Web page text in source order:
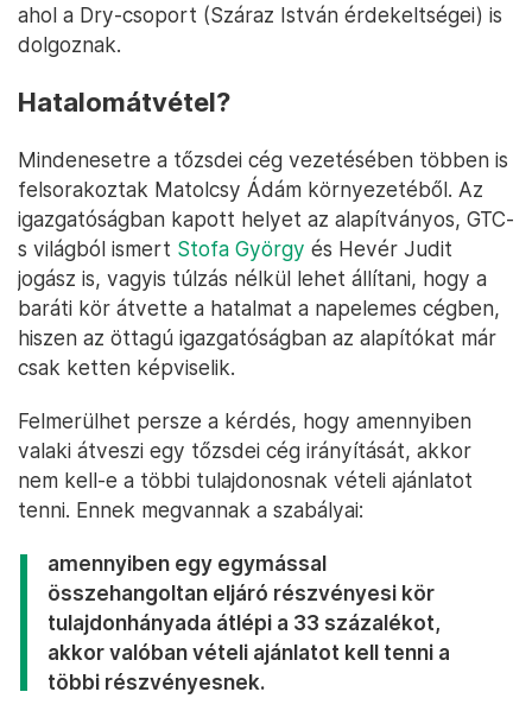
ahol a Dry-csoport (Száraz István érdekeltségei) is
dolgoznak.
Hatalomátvétel?
Mindenesetre a tőzsdei cég vezetésében többen is
felsorakoztak Matolcsy Ádám környezetéből. Az
igazgatóságban kapott helyet az alapítványos, GTC-
s világból ismert Stofa György és Hevér Judit
jogász is, vagyis túlzás nélkül lehet állítani, hogy a
baráti kör átvette a hatalmat a napelemes cégben,
hiszen az öttagú igazgatóságban az alapítókat már
csak ketten képviselik.
Felmerülhet persze a kérdés, hogy amennyiben
valaki átveszi egy tőzsdei cég irányítását, akkor
nem kell-e a többi tulajdonosnak vételi ajánlatot
tenni. Ennek megvannak a szabályai:
amennyiben egy egymással
összehangoltan eljáró részvényesi kör
tulajdonhányada átlépi a 33 százalékot,
akkor valóban vételi ajánlatot kell tenni a
többi részvényesnek.